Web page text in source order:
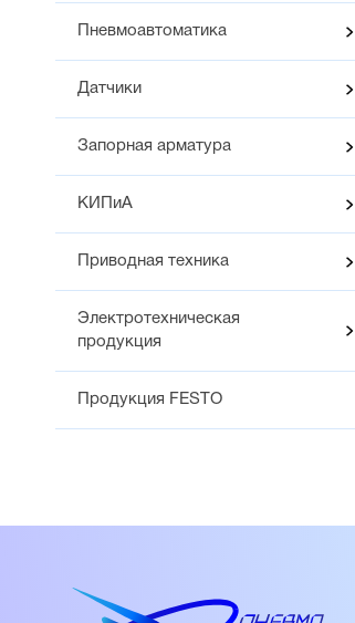
Пневмоавтоматика
Датчики
Запорная арматура
КИПиА
Приводная техника
Электротехническая
продукция
Продукция FESTO